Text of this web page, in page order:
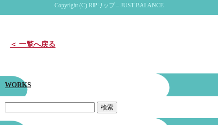
Copyright (C) RIPリップ – JUST BALANCE
＜ 一覧へ戻る
WORKS